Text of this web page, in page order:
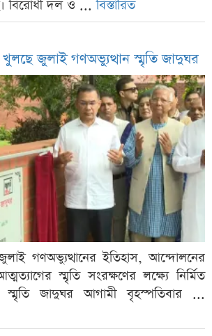
বিরোধী দল ও ...বিস্তারিত
জুলাই গণঅভ্যুত্থান স্মৃতি জাদুঘর
গণঅভ্যুত্থানের ইতিহাস, আন্দোলনের
স্মৃতি সংরক্ষণের লক্ষ্যে নির্মিত
স্মৃতি জাদুঘর আগামী বৃহস্পতিবার ...